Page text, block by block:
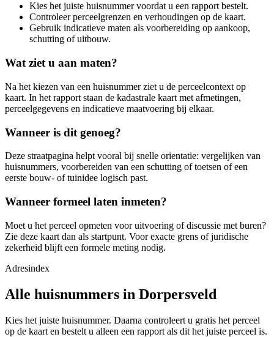
Kies het juiste huisnummer voordat u een rapport bestelt.
Controleer perceelgrenzen en verhoudingen op de kaart.
Gebruik indicatieve maten als voorbereiding op aankoop,
schutting of uitbouw.
Wat ziet u aan maten?
Na het kiezen van een huisnummer ziet u de perceelcontext op
kaart. In het rapport staan de kadastrale kaart met afmetingen,
perceelgegevens en indicatieve maatvoering bij elkaar.
Wanneer is dit genoeg?
Deze straatpagina helpt vooral bij snelle orientatie: vergelijken van
huisnummers, voorbereiden van een schutting of toetsen of een
eerste bouw- of tuinidee logisch past.
Wanneer formeel laten inmeten?
Moet u het perceel opmeten voor uitvoering of discussie met buren?
Zie deze kaart dan als startpunt. Voor exacte grens of juridische
zekerheid blijft een formele meting nodig.
Adresindex
Alle huisnummers in Dorpersveld
Kies het juiste huisnummer. Daarna controleert u gratis het perceel
op de kaart en bestelt u alleen een rapport als dit het juiste perceel is.